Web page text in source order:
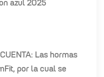
azul 2025
Las hormas
por la cual se